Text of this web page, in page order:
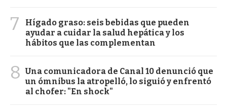
7
Hígado graso: seis bebidas que pueden
ayudar a cuidar la salud hepática y los
hábitos que las complementan
8 Una comunicadora de Canal 10 denunció que
un ómnibus la atropelló, lo siguió y enfrentó
al chofer: "En shock"